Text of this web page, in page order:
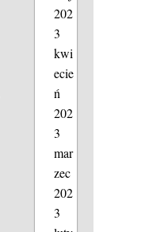
202
3
kwi
ecie
ń
202
3
mar
zec
202
3